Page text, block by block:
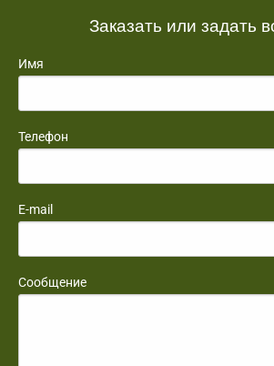
Заказать или задать
Имя
Телефон
E-mail
Сообщение